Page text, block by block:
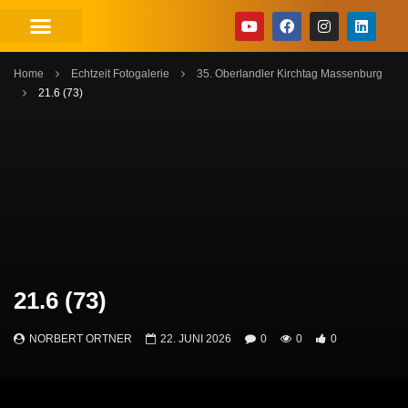
Home Echtzeit Fotogalerie
35. Oberlandler Kirchtag Massenburg
21.6 (73)
21.6 (73)
NORBERT ORTNER 22. JUNI 2026 0 0 0